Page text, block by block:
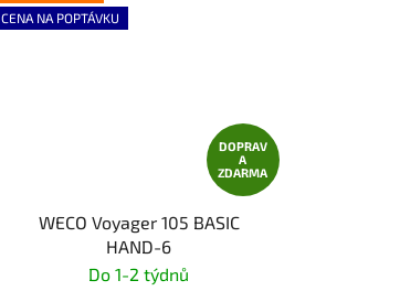
CENA NA POPTÁVKU
DOPRAV
A
ZDARMA
WECO Voyager 105 BASIC
HAND-6
Do 1-2 týdnů